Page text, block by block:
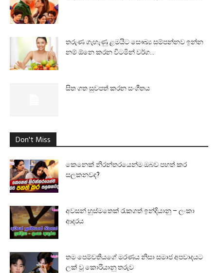
තරුණ ගැහැණු ළමයිට සෞඛ්‍ය සම්පන්නව ඉන්න
නම් ඕනෙ කරන විටමින් වර්ග…
සිත ගත සුවපත් කරන සංගීතය
Don't Miss
කෙනෙක් නිරන්තරයෙන්ම ඔබව පහත් කර
සලකනවද?
අවසන් හුස්මතෙක් රැකගත් ඉන්දියානු – ලංකා
ආදරය
තම පෙම්වතියගේ මරණය නිසා සමාජ අපවාදයට
ලක් වූ කොරියානු තරුව